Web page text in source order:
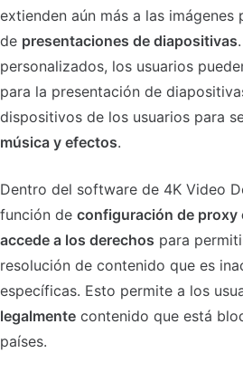
extienden aún más a las imágenes
de presentaciones de diapositivas
personalizados, los usuarios
para la presentación de
dispositivos de los usuarios para
música y efectos.
Dentro del software de 4K Video
función de configuración de proxy
accede a los derechos para
resolución de contenido que es
específicas. Esto permite a los
legalmente contenido que está
países.